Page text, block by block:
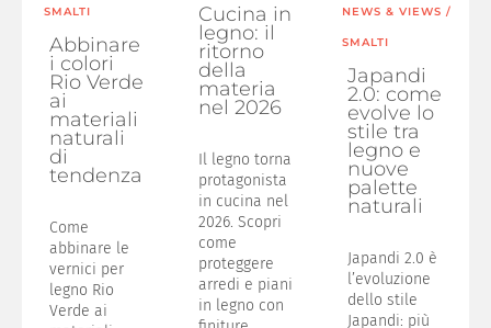
SMALTI
Abbinare
i colori
Rio Verde
ai
materiali
naturali
di
tendenza
Come
abbinare le
vernici per
legno Rio
Verde ai
Cucina in
legno: il
ritorno
della
materia
nel 2026
Il legno torna
protagonista
in cucina nel
2026. Scopri
come
proteggere
arredi e piani
in legno con
NEWS & VIEWS /
SMALTI
Japandi
2.0: come
evolve lo
stile tra
legno e
nuove
palette
naturali
Japandi 2.0 è
l’evoluzione
dello stile
Japandi: più